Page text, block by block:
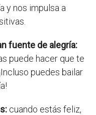
y nos impulsa a
fuente de alegría:
puede hacer que te
puedes bailar
cuando estás feliz,